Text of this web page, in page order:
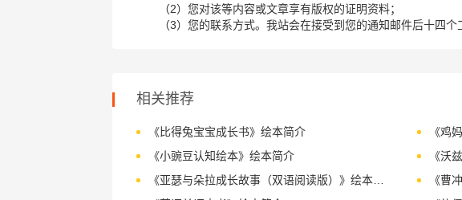
（2）您对该等内容或文章享有版权的证明资料；
（3）您的联系方式。我站会在接受到您的通知邮件后十四个
相关推荐
《比得兔宝宝成长书》绘本简介
《鸡
《小豌豆认知绘本》绘本简介
《沃
《亚瑟与朵拉成长故事（双语阅读版）》绘本简介
《曹